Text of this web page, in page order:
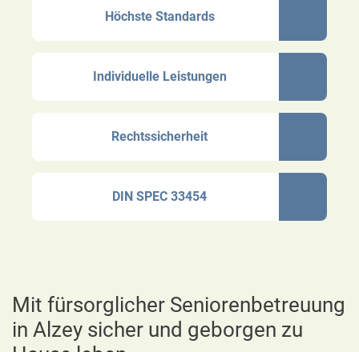
Höchste Standards
Individuelle Leistungen
Rechtssicherheit
DIN SPEC 33454
Mit fürsorglicher Seniorenbetreuung
in Alzey sicher und geborgen zu